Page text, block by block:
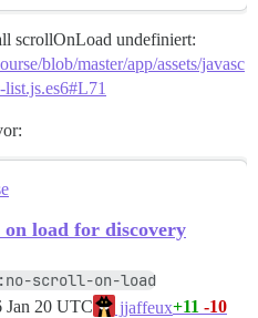
scrollOnLoad undefiniert:
blob/master/app/assets/javasc
load for discovery
scroll-on-load
Jan 20 UTC jjaffeux+11 -10